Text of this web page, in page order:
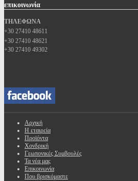
επικοινωνία
ΤΗΛΕΦΩΝΑ
+30 27410 48611
+30 27410 48621
+30 27410 49302
Αρχική
Η εταιρεία
Προϊόντα
Χονδρική
Γεωπονικές Συμβουλές
Τα νέα μας
Επικοινωνία
Που βρισκόμαστε